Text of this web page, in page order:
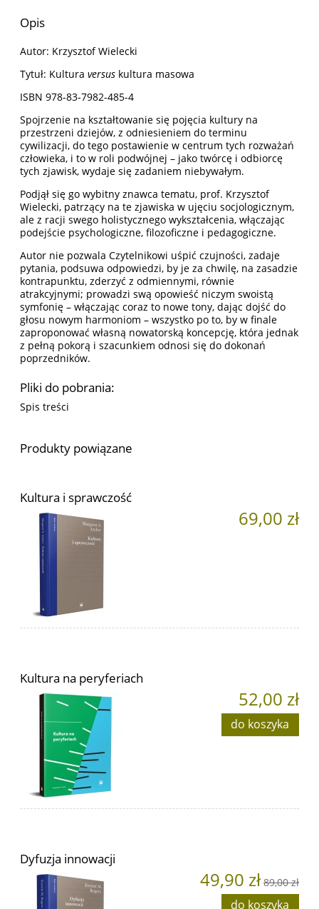
Opis
Autor: Krzysztof Wielecki
Tytuł: Kultura versus kultura masowa
ISBN 978-83-7982-485-4
Spojrzenie na kształtowanie się pojęcia kultury na
przestrzeni dziejów, z odniesieniem do terminu
cywilizacji, do tego postawienie w centrum tych rozważań
człowieka, i to w roli podwójnej – jako twórcę i odbiorcę
tych zjawisk, wydaje się zadaniem niebywałym.
Podjął się go wybitny znawca tematu, prof. Krzysztof
Wielecki, patrzący na te zjawiska w ujęciu socjologicznym,
ale z racji swego holistycznego wykształcenia, włączając
podejście psychologiczne, filozoficzne i pedagogiczne.
Autor nie pozwala Czytelnikowi uśpić czujności, zadaje
pytania, podsuwa odpowiedzi, by je za chwilę, na zasadzie
kontrapunktu, zderzyć z odmiennymi, równie
atrakcyjnymi; prowadzi swą opowieść niczym swoistą
symfonię – włączając coraz to nowe tony, dając dojść do
głosu nowym harmoniom – wszystko po to, by w finale
zaproponować własną nowatorską koncepcję, która jednak
z pełną pokorą i szacunkiem odnosi się do dokonań
poprzedników.
Pliki do pobrania:
Spis treści
Produkty powiązane
Kultura i sprawczość
69,00 zł
Kultura na peryferiach
52,00 zł
do koszyka
Dyfuzja innowacji
49,90 zł 89,00 zł
do koszyka